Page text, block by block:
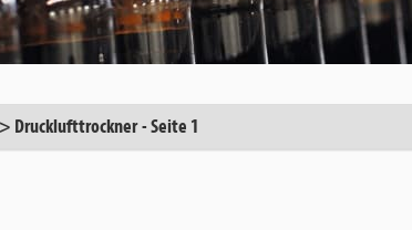
> Drucklufttrockner-Seite 1